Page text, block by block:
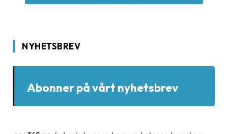
NYHETSBREV
Abonner på vårt nyhetsbrev